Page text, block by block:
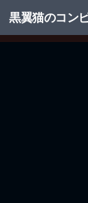
コンテンツへ
黒翼猫のコン